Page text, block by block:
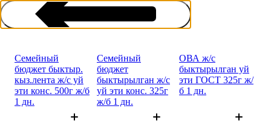
Семейный
бюджет быктыр.
кыз.лента ж/с уй
эти конс. 500г ж/б
1 дн.
Семейный
бюджет
быктырылган ж/с
уй эти конс. 325г
ж/б 1 дн.
ОВА ж/с
быктырылган уй
эти ГОСТ 325г ж/
б 1 дн.